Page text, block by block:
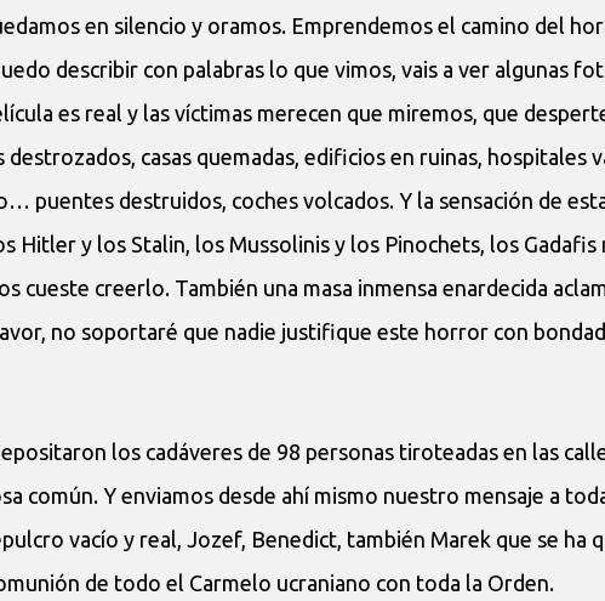
en silencio y oramos. Emprendemos el camino del
describir con palabras lo que vimos, vais a ver algunas
es real y las víctimas merecen que miremos, que
destrozados, casas quemadas, edificios en ruinas, hospitales
puentes destruidos, coches volcados. Y la sensación de
Hitler y los Stalin, los Mussolinis y los Pinochets, los Gadafis
cueste creerlo. También una masa inmensa enardecida
no soportaré que nadie justifique este horror con
los cadáveres de 98 personas tiroteadas en las
común. Y enviamos desde ahí mismo nuestro mensaje a
vacío y real, Jozef, Benedict, también Marek que se ha
de todo el Carmelo ucraniano con toda la Orden.